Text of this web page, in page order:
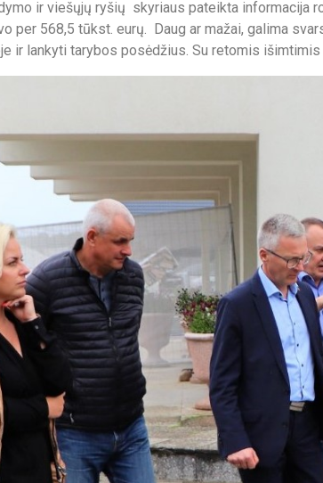
ir viešųjų ryšių skyriaus pateikta informacija
per 568,5 tūkst. eurų. Daug ar mažai, galima
ir lankyti tarybos posėdžius. Su retomis